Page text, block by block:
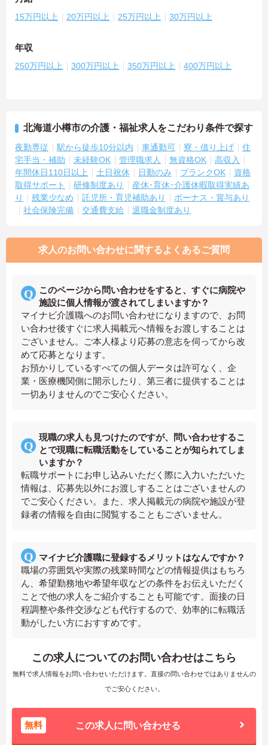
15万円以上 20万円以上 25万円以上 30万円以上
年収
250万円以上 300万円以上 350万円以上 400万円以上
北海道小樽市の介護・福祉求人をこだわり条件で探す
夜勤専従 駅から徒歩10分以内 車通勤可 寮・借り上げ
住
宅手当・補助
未経験OK 管理職求人 無資格OK
高収入
年間休日110日以上
土日祝休 日勤のみ ブランクOK
資格
取得サポート
研修制度あり
産休･育休･介護休暇取得実績あ
り
残業少なめ 託児所・育児補助あり
ボーナス・賞与あり
社会保険完備
交通費支給 退職金制度あり
求人のお問い合わせに関するよくあるご質問
このページから問い合わせをすると、すぐに病院や
施設に個人情報が渡されてしまいますか？
マイナビ介護職へのお問い合わせになりますので、お問
い合わせ後すぐに求人掲載元へ情報をお渡しすることは
ございません。ご本人様より応募の意志を伺ってから改
めて応募となります。
お預かりしているすべての個人データは許可なく、企
業・医療機関側に開示したり、第三者に提供することは
一切ありませんのでご安心ください。
現職の求人も見つけたのですが、問い合わせするこ
とで現職に転職活動をしていることが知られてしま
いますか？
転職サポートにお申し込みいただく際に入力いただいた
情報は、応募先以外にお渡しすることはございませんの
でご安心ください。また、求人掲載元の病院や施設が登
録者の情報を自由に閲覧することもございません。
マイナビ介護職に登録するメリットはなんですか？
職場の雰囲気や実際の残業時間などの情報提供はもちろ
ん、希望勤務地や希望年収などの条件をお伝えいただく
ことで他の求人をご紹介することも可能です。面接の日
程調整や条件交渉なども代行するので、効率的に転職活
動がしたい方におすすめです。
この求人についてのお問い合わせはこちら
無料で求人情報をお問い合わせいただけます。直接の問い合わせではありませんの
でご安心ください。
無料 この求人に問い合わせる